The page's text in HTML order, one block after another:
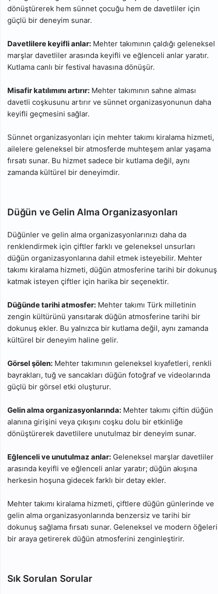
dönüştürerek hem sünnet çocuğu hem de davetliler için
güçlü bir deneyim sunar.
Davetlilere keyifli anlar: Mehter takımının çaldığı geleneksel
marşlar davetliler arasında keyifli ve eğlenceli anlar yaratır.
Kutlama canlı bir festival havasına dönüşür.
Misafir katılımını artırır: Mehter takımının sahne alması
davetli coşkusunu artırır ve sünnet organizasyonunun daha
keyifli geçmesini sağlar.
Sünnet organizasyonları için mehter takımı kiralama hizmeti,
ailelere geleneksel bir atmosferde muhteşem anlar yaşama
fırsatı sunar. Bu hizmet sadece bir kutlama değil, aynı
zamanda kültürel bir deneyimdir.
Düğün ve Gelin Alma Organizasyonları
Düğünler ve gelin alma organizasyonlarınızı daha da
renklendirmek için çiftler farklı ve geleneksel unsurları
düğün organizasyonlarına dahil etmek isteyebilir. Mehter
takımı kiralama hizmeti, düğün atmosferine tarihi bir dokunuş
katmak isteyen çiftler için harika bir seçenektir.
Düğünde tarihi atmosfer: Mehter takımı Türk milletinin
zengin kültürünü yansıtarak düğün atmosferine tarihi bir
dokunuş ekler. Bu yalnızca bir kutlama değil, aynı zamanda
kültürel bir deneyim haline gelir.
Görsel şölen: Mehter takımının geleneksel kıyafetleri, renkli
bayrakları, tuğ ve sancakları düğün fotoğraf ve videolarında
güçlü bir görsel etki oluşturur.
Gelin alma organizasyonlarında: Mehter takımı çiftin düğün
alanına girişini veya çıkışını coşku dolu bir etkinliğe
dönüştürerek davetlilere unutulmaz bir deneyim sunar.
Eğlenceli ve unutulmaz anlar: Geleneksel marşlar davetliler
arasında keyifli ve eğlenceli anlar yaratır; düğün akışına
herkesin hoşuna gidecek farklı bir detay ekler.
Mehter takımı kiralama hizmeti, çiftlere düğün günlerinde ve
gelin alma organizasyonlarında benzersiz ve tarihi bir
dokunuş sağlama fırsatı sunar. Geleneksel ve modern öğeleri
bir araya getirerek düğün atmosferini zenginleştirir.
Sık Sorulan Sorular